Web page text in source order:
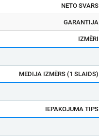
NETO SVARS
GARANTIJA
IZMĒRI
MEDIJA IZMĒRS (1 SLAIDS)
IEPAKOJUMA TIPS